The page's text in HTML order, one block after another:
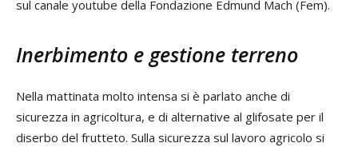
sul canale youtube della Fondazione Edmund Mach (Fem).
Inerbimento e gestione terreno
Nella mattinata molto intensa si è parlato anche di
sicurezza in agricoltura, e di alternative al glifosate per il
diserbo del frutteto. Sulla sicurezza sul lavoro agricolo si